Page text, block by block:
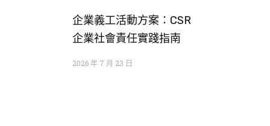
企業義工活動方案：CSR
企業社會責任實踐指南
2026 年 7 月 23 日